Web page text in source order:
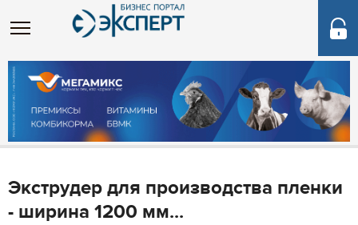
Экструдер для производства пленки
- ширина 1200 мм...